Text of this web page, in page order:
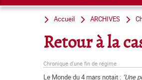
Accueil ARCHIVES
Retour à la
Chronique d'une fin de régime
Le Monde du 4 mars notait : "Une